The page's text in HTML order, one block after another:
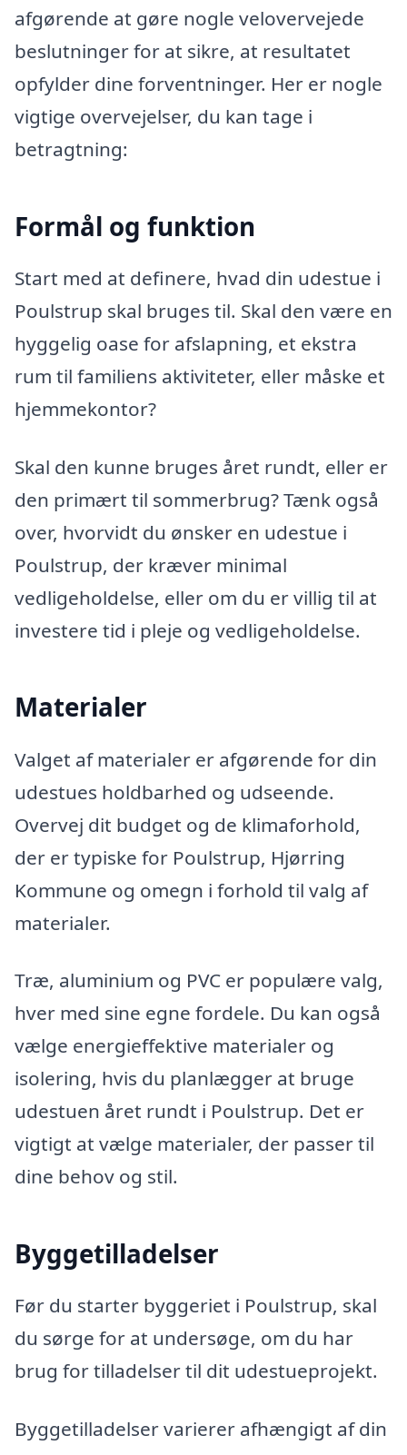
afgørende at gøre nogle velovervejede
beslutninger for at sikre, at resultatet
opfylder dine forventninger. Her er nogle
vigtige overvejelser, du kan tage i
betragtning:
Formål og funktion
Start med at definere, hvad din udestue i
Poulstrup skal bruges til. Skal den være en
hyggelig oase for afslapning, et ekstra
rum til familiens aktiviteter, eller måske et
hjemmekontor?
Skal den kunne bruges året rundt, eller er
den primært til sommerbrug? Tænk også
over, hvorvidt du ønsker en udestue i
Poulstrup, der kræver minimal
vedligeholdelse, eller om du er villig til at
investere tid i pleje og vedligeholdelse.
Materialer
Valget af materialer er afgørende for din
udestues holdbarhed og udseende.
Overvej dit budget og de klimaforhold,
der er typiske for Poulstrup, Hjørring
Kommune og omegn i forhold til valg af
materialer.
Træ, aluminium og PVC er populære valg,
hver med sine egne fordele. Du kan også
vælge energieffektive materialer og
isolering, hvis du planlægger at bruge
udestuen året rundt i Poulstrup. Det er
vigtigt at vælge materialer, der passer til
dine behov og stil.
Byggetilladelser
Før du starter byggeriet i Poulstrup, skal
du sørge for at undersøge, om du har
brug for tilladelser til dit udestueprojekt.
Byggetilladelser varierer afhængigt af din